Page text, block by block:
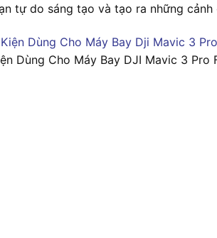
tự do sáng tạo và tạo ra những
Dùng Cho Máy Bay DJI Mavic 3 Pro